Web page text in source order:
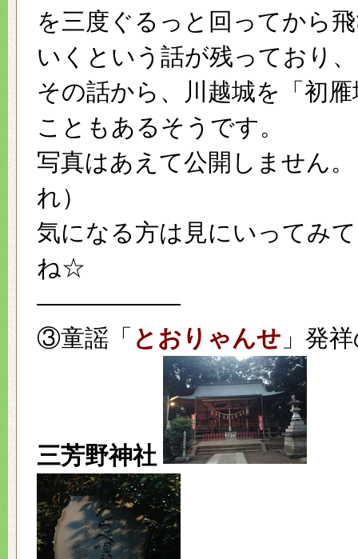
を三度ぐるっと回ってから
いくという話が残っており、
その話から、川越城を「初
こともあるそうです。
写真はあえて公開しません
れ）
気になる方は見にいってみ
ね☆
——————
③童謡「 とおりゃんせ 」発
三芳野神社